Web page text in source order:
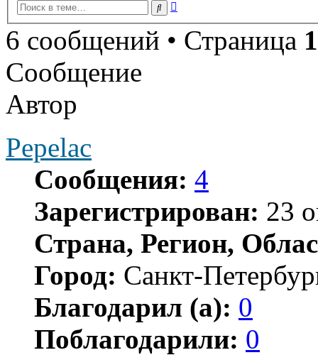
Поиск
6 сообщений • Страница 1
Сообщение
Автор
Pepelac
Сообщения: 4
Зарегистрирован: 23
Страна, Регион,
Город: Санкт-
Благодарил (а): 0
Поблагодарили: 0